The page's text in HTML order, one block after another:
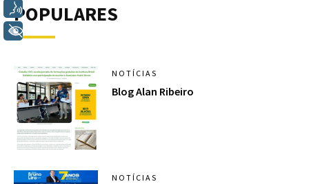
POPULARES
NOTÍCIAS
Blog Alan Ribeiro
NOTÍCIAS
Voz